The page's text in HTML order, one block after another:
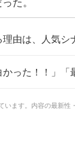
た。
な脚本と参加者の卓越したロールプレイで映画並みの体験を提供した
でした」などと歓喜し、全体的に「映画みたい
います。内容の最新